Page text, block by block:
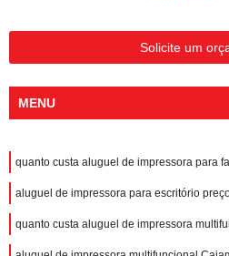
Solicite um
MENU
quanto custa aluguel de impressora para
aluguel de impressora para escritório
quanto custa aluguel de impressora